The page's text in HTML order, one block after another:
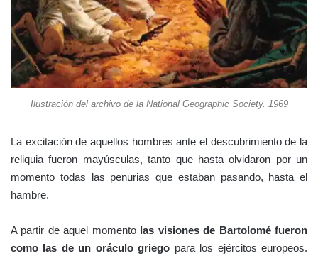
Ilustración del archivo de la National Geographic Society. 1969
La excitación de aquellos hombres ante el descubrimiento de la
reliquia fueron mayúsculas, tanto que hasta olvidaron por un
momento todas las penurias que estaban pasando, hasta el
hambre.
A partir de aquel momento las visiones de Bartolomé fueron
como las de un oráculo griego para los ejércitos europeos.